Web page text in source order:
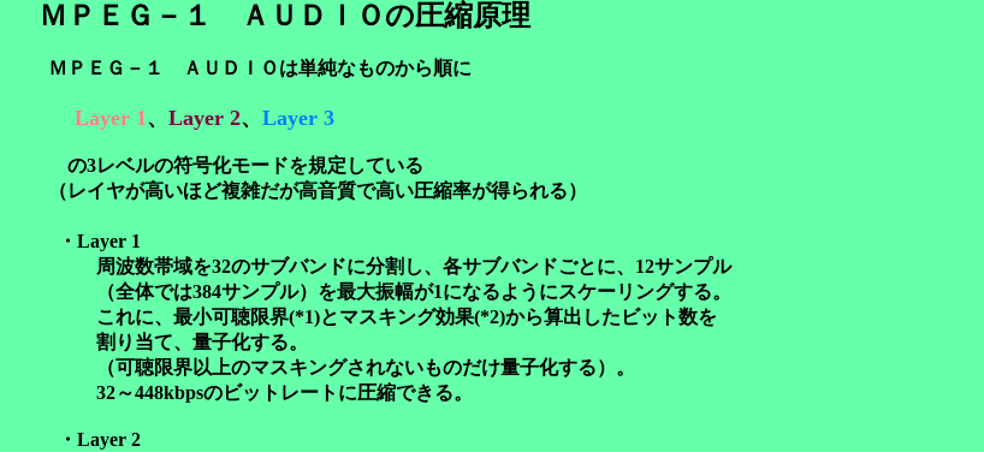
ＭＰＥＧ－１ ＡＵＤＩＯの圧縮原理
ＭＰＥＧ－１ ＡＵＤＩＯは単純なものから順に
Layer 1 、 Layer 2、 Layer 3
の3レベルの符号化モードを規定している
（レイヤが高いほど複雑だが高音質で高い圧縮率が得られる）
・Layer 1
周波数帯域を32のサブバンドに分割し、各サブバンドごとに、12サンプル
（全体では384サンプル）を最大振幅が1になるようにスケーリングする。
これに、最小可聴限界(*1)とマスキング効果(*2)から算出したビット数を
割り当て、量子化する。
（可聴限界以上のマスキングされないものだけ量子化する）。
32～448kbpsのビットレートに圧縮できる。
・Layer 2